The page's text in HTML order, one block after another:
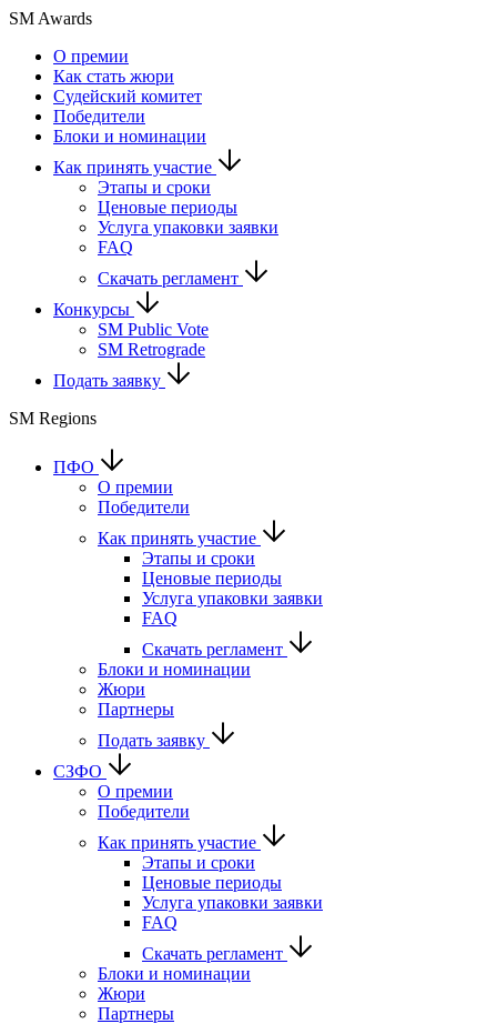
SM Awards
О премии
Как стать жюри
Судейский комитет
Победители
Блоки и номинации
Как принять участие
Этапы и сроки
Ценовые периоды
Услуга упаковки заявки
FAQ
Скачать регламент
Конкурсы
SM Public Vote
SM Retrograde
Подать заявку
SM Regions
ПФО
О премии
Победители
Как принять участие
Этапы и сроки
Ценовые периоды
Услуга упаковки заявки
FAQ
Скачать регламент
Блоки и номинации
Жюри
Партнеры
Подать заявку
СЗФО
О премии
Победители
Как принять участие
Этапы и сроки
Ценовые периоды
Услуга упаковки заявки
FAQ
Скачать регламент
Блоки и номинации
Жюри
Партнеры